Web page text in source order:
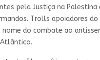
pela Justiça na Palestina
Trolls apoiadores do
nome do combate ao